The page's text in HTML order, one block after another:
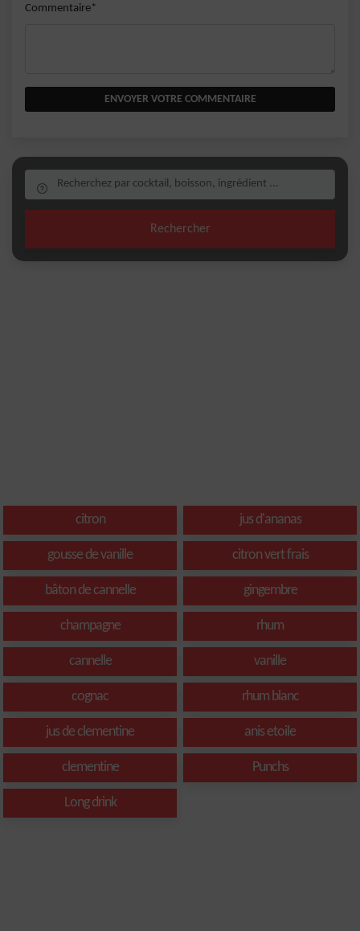
Commentaire*
ENVOYER VOTRE COMMENTAIRE
Rechercher
citron jus d'ananas
gousse de vanille citron vert frais
bâton de cannelle gingembre
champagne rhum
cannelle vanille
cognac rhum blanc
jus de clementine anis etoile
clementine Punchs
Long drink